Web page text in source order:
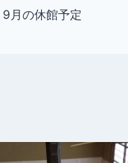
9月の休館予定